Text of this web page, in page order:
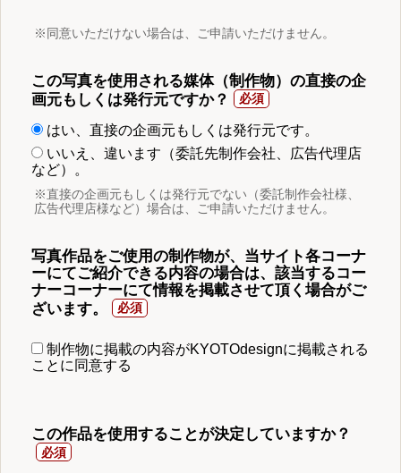
※同意いただけない場合は、ご申請いただけません。
この写真を使用される媒体（制作物）の直接の企
画元もしくは発行元ですか？
はい、直接の企画元もしくは発行元です。
いいえ、違います（委託先制作会社、広告代理店
など）。
※直接の企画元もしくは発行元でない（委託制作会社様、
広告代理店様など）場合は、ご申請いただけません。
写真作品をご使用の制作物が、当サイト各コーナ
ーにてご紹介できる内容の場合は、該当するコー
ナーコーナーにて情報を掲載させて頂く場合がご
ざいます。
制作物に掲載の内容がKYOTOdesignに掲載される
ことに同意する
この作品を使用することが決定していますか？